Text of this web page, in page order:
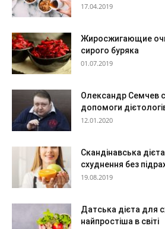
17.04.2019
Жиросжигающие
сирого буряка
01.07.2019
Олександр Семчев
допомоги
12.01.2020
Скандінавська
схуднення без
19.08.2019
Датська дієта для
найпростіша в світі